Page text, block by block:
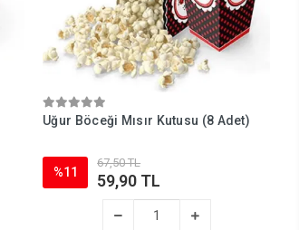
Uğur Böceği Mısır Kutusu (8 Adet)
%11
67,50 TL
59,90 TL